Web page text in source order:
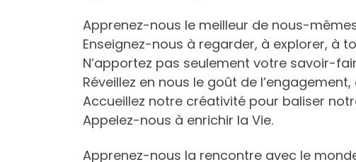
Apprenez-nous le meilleur de nous-
Enseignez-nous à regarder, à explorer, à
N’apportez pas seulement votre savoir-
Réveillez en nous le goût de
Accueillez notre créativité pour baliser
Appelez-nous à enrichir la Vie.
Apprenez-nous la rencontre avec le